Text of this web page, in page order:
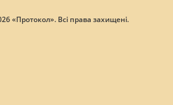
«Протокол». Всі права захищені.